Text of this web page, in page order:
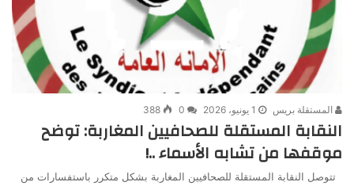
المستقلة بريس 1 يونيو، 2026 0
388
النقابة المستقلة للصحافيين المغاربة: توضح
موقفها من تشابه الأسماء ..!
تتوصل النقابة المستقلة للصحافيين المغاربة بشكل متكرر باستفسارات من